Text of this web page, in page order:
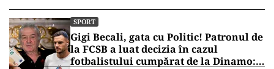
SPORT
Gigi Becali, gata cu Politic! Patronul de
la FCSB a luat decizia în cazul
fotbalistului cumpărat de la Dinamo: